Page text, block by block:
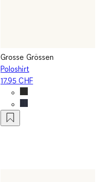
Grosse Grössen
Poloshirt
17.95 CHF